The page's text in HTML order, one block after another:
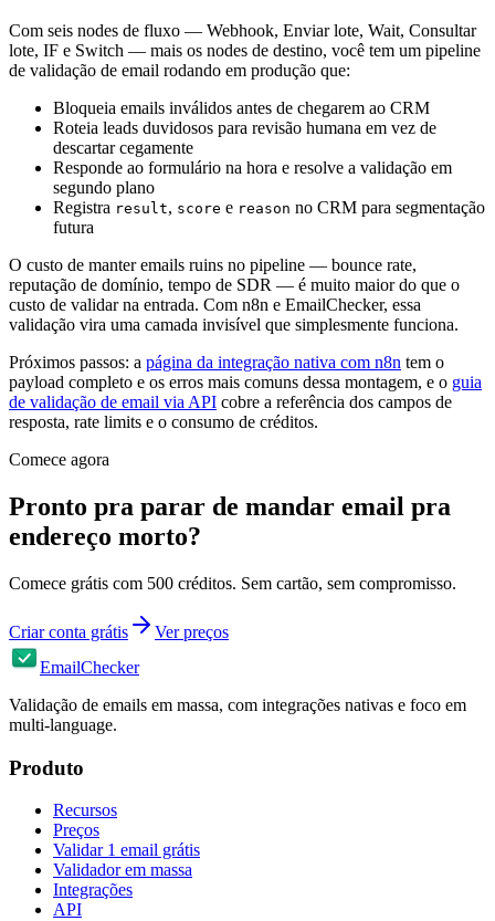
Com seis nodes de fluxo — Webhook, Enviar lote, Wait, Consultar
lote, IF e Switch — mais os nodes de destino, você tem um pipeline
de validação de email rodando em produção que:
Bloqueia emails inválidos antes de chegarem ao CRM
Roteia leads duvidosos para revisão humana em vez de
descartar cegamente
Responde ao formulário na hora e resolve a validação em
segundo plano
Registra result, score e reason no CRM para segmentação
futura
O custo de manter emails ruins no pipeline — bounce rate,
reputação de domínio, tempo de SDR — é muito maior do que o
custo de validar na entrada. Com n8n e EmailChecker, essa
validação vira uma camada invisível que simplesmente funciona.
Próximos passos: a página da integração nativa com n8n tem o
payload completo e os erros mais comuns dessa montagem, e o guia
de validação de email via API cobre a referência dos campos de
resposta, rate limits e o consumo de créditos.
Comece agora
Pronto pra parar de mandar email pra
endereço morto?
Comece grátis com 500 créditos. Sem cartão, sem compromisso.
Criar conta grátis
Ver preços
EmailChecker
Validação de emails em massa, com integrações nativas e foco em
multi-language.
Produto
Recursos
Preços
Validar 1 email grátis
Validador em massa
Integrações
API